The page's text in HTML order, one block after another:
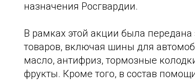
назначения Росгвардии.
В рамках этой акции была
товаров, включая шины для
масло, антифриз, тормозные
фрукты. Кроме того, в состав